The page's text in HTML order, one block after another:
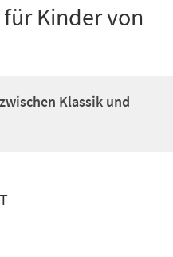
Kinder von
Klassik und